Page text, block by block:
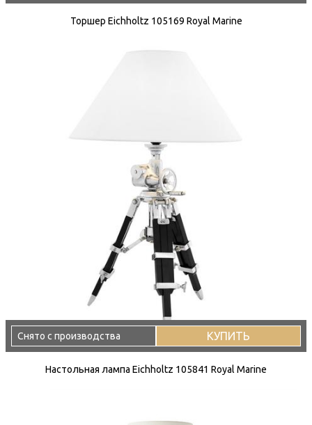
Торшер Eichholtz 105169 Royal Marine
Снято с производства КУПИТЬ
Настольная лампа Eichholtz 105841 Royal Marine